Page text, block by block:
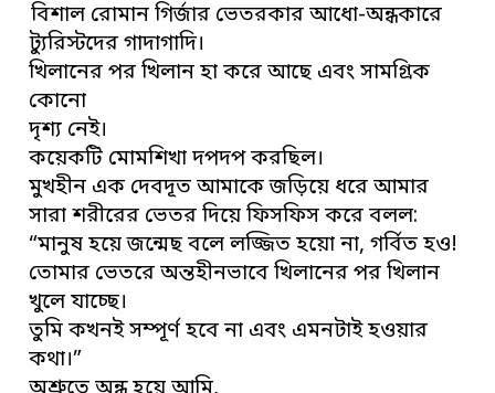
বিশাল রোমান গির্জার ভেতরকার আধো-অন্ধকারে
ট্যুরিস্টদের গাদাগাদি।
খিলানের পর খিলান হা করে আছে এবং সামগ্রিক
কোনো
দৃশ্য নেই।
কয়েকটি মোমশিখা দপদপ করছিল।
মুখহীন এক দেবদূত আমাকে জড়িয়ে ধরে আমার
সারা শরীরের ভেতর দিয়ে ফিসফিস করে বলল:
“মানুষ হয়ে জন্মেছ বলে লজ্জিত হয়ো না, গর্বিত হও!
তোমার ভেতরে অন্তহীনভাবে খিলানের পর খিলান
খুলে যাচ্ছে।
তুমি কখনই সম্পূর্ণ হবে না এবং এমনটাই হওয়ার
কথা।”